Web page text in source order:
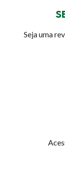
Seja uma